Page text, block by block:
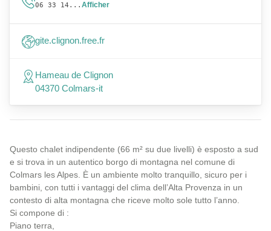
Questo chalet indipendente (66 m² su due livelli) è esposto a sud
e si trova in un autentico borgo di montagna nel comune di
Colmars les Alpes. È un ambiente molto tranquillo, sicuro per i
bambini, con tutti i vantaggi del clima dell’Alta Provenza in un
contesto di alta montagna che riceve molto sole tutto l’anno.
Si compone di :
Piano terra,
06 33 14... Afficher
gite.clignon.free.fr
Hameau de Clignon
04370 Colmars-it